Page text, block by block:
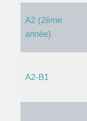
A2 (2ème
année)
A2-B1